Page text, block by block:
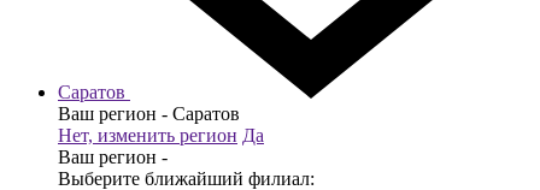
Саратов
Ваш регион - Саратов
Нет, изменить регион Да
Ваш регион -
Выберите ближайший филиал: